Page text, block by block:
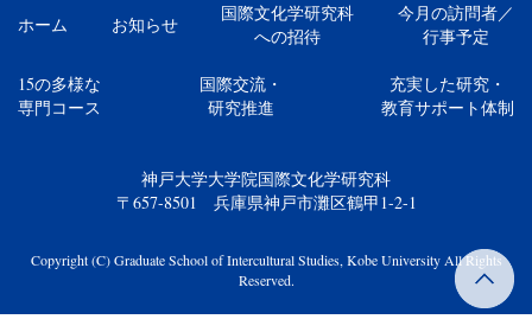
ホーム お知らせ
国際文化学研究科
への招待
今月の訪問者／
行事予定
15の多様な
専門コース
国際交流・
研究推進
充実した研究・
教育サポート体制
神戸大学大学院国際文化学研究科
〒657-8501 兵庫県神戸市灘区鶴甲1-2-1
Copyright (C) Graduate School of Intercultural Studies, Kobe University All Rights
Reserved.